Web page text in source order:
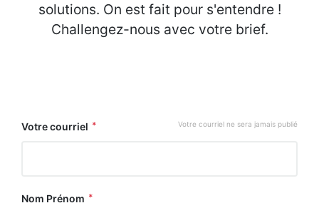
solutions. On est fait pour s'entendre !
Challengez-nous avec votre brief.
Votre courriel Votre courriel ne sera jamais publié
Nom Prénom